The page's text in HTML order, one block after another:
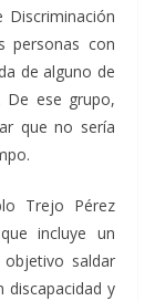
Discriminación
personas con
de alguno de
De ese grupo,
que no sería
Trejo Pérez
incluye un
objetivo saldar
discapacidad y